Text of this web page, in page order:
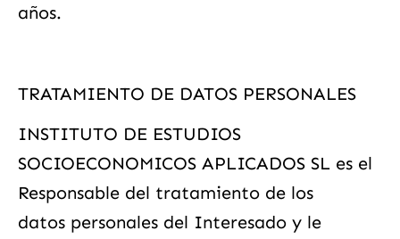
años.
TRATAMIENTO DE DATOS PERSONALES
INSTITUTO DE ESTUDIOS
SOCIOECONOMICOS APLICADOS SL es el
Responsable del tratamiento de los
datos personales del Interesado y le